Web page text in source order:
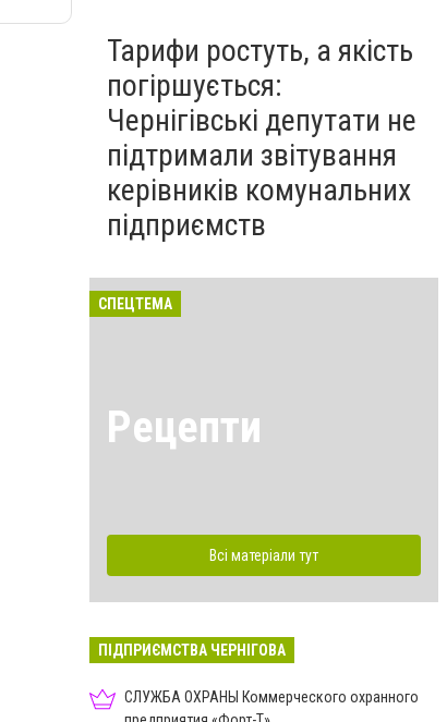
Тарифи ростуть, а якість
погіршується:
Чернігівські депутати не
підтримали звітування
керівників комунальних
підприємств
СПЕЦТЕМА
Рецепти
Всі матеріали тут
ПІДПРИЄМСТВА ЧЕРНІГОВА
СЛУЖБА ОХРАНЫ Коммерческого охранного